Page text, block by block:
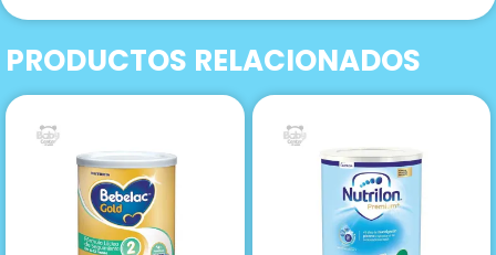
Medio
Oz
cantidad
PRODUCTOS RELACIONADOS